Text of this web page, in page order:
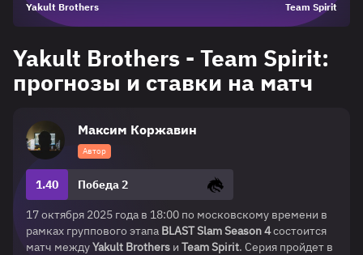
Yakult Brothers Team Spirit
Yakult Brothers - Team Spirit:
прогнозы и ставки на матч
Максим Коржавин
Автор
1.40 Победа 2
17 октября 2025 года в 18:00 по московскому времени в
рамках группового этапа BLAST Slam Season4состоится
матч междуYakult Brothers и Team Spirit. Серия пройдет в